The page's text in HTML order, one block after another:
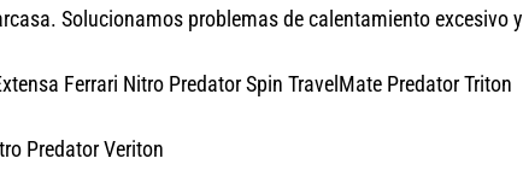
Solucionamos problemas de calentamiento excesivo y
Ferrari Nitro Predator Spin TravelMate Predator Triton
Predator Veriton